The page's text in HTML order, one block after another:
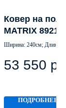
Ковер на пол
MATRIX 89210
2929
Ширина: 240см; Длина:
53 550 р.
ПОДРОБНЕЕ